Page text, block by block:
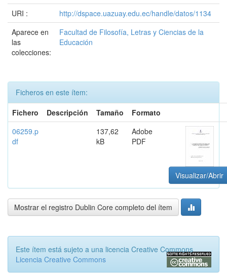
URI :
http://dspace.uazuay.edu.ec/handle/datos/1134
Aparece en
las
colecciones:
Facultad de Filosofía, Letras y Ciencias de la
Educación
Ficheros en este ítem:
Fichero
Descripción Tamaño
Formato
06259.p
df
137,62
kB
Adobe
PDF
Visualizar/Abrir
Mostrar el registro Dublin Core completo del ítem
Este ítem está sujeto a una licencia Creative Commons
Licencia Creative Commons